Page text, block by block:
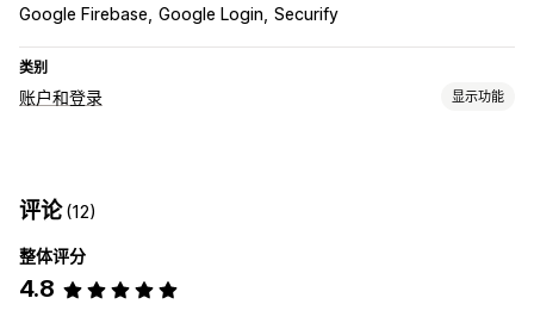
Google Firebase Google Login Securify
类别
账户和登录 显示功能
一次性密码 (OTP)
账户管理
账户门户
注册表单
评论(12)
整体评分
4.8